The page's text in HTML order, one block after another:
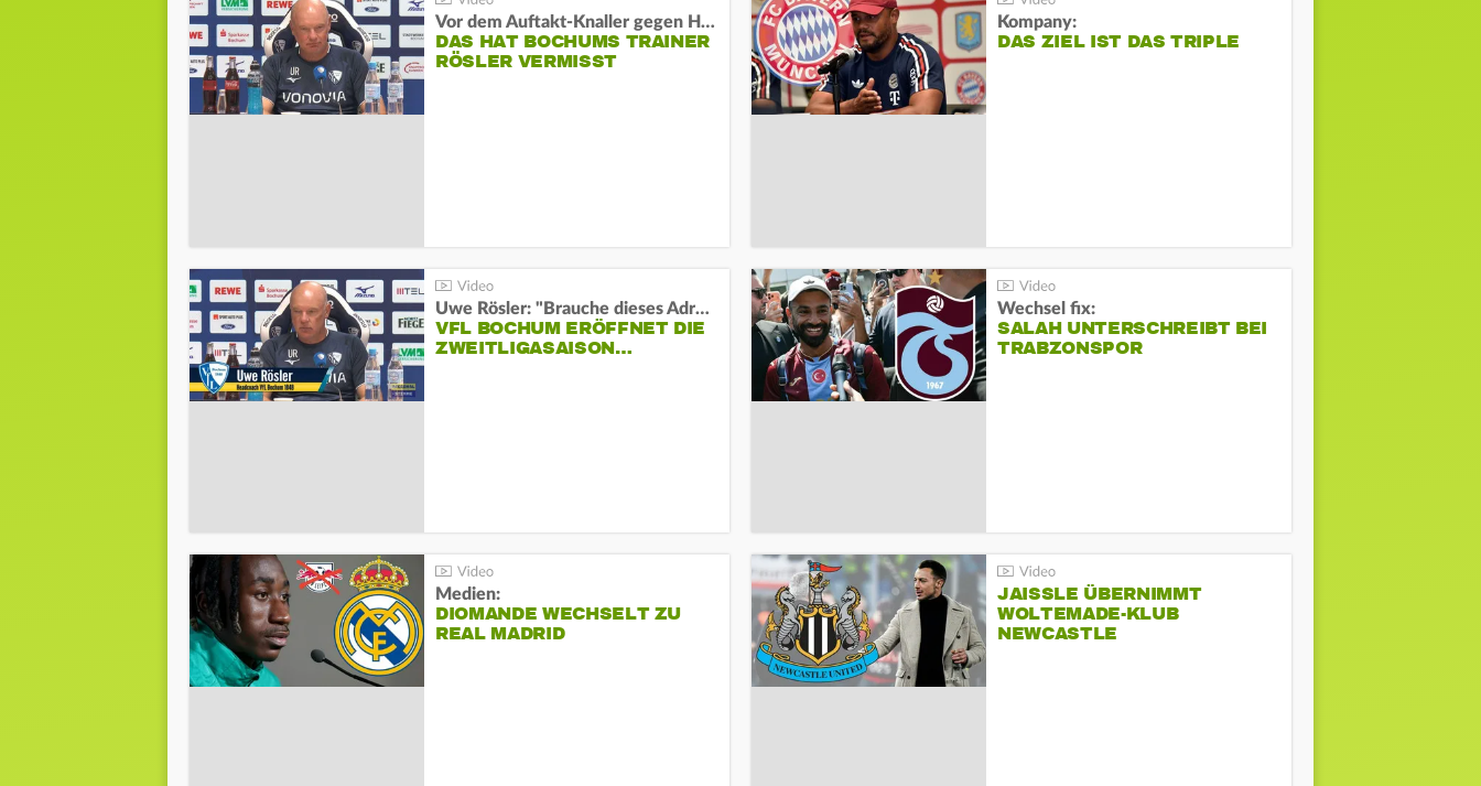
Vor dem Auftakt-Knaller gegen Hertha:
DAS HAT BOCHUMS TRAINER
RÖSLER VERMISST
Kompany:
DAS ZIEL IST DAS TRIPLE
Uwe Rösler: "Brauche dieses Adrenalin"
VFL BOCHUM ERÖFFNET DIE
ZWEITLIGASAISON…
Wechsel fix:
SALAH UNTERSCHREIBT BEI
TRABZONSPOR
Medien:
DIOMANDE WECHSELT ZU
REAL MADRID
JAISSLE ÜBERNIMMT
WOLTEMADE-KLUB
NEWCASTLE